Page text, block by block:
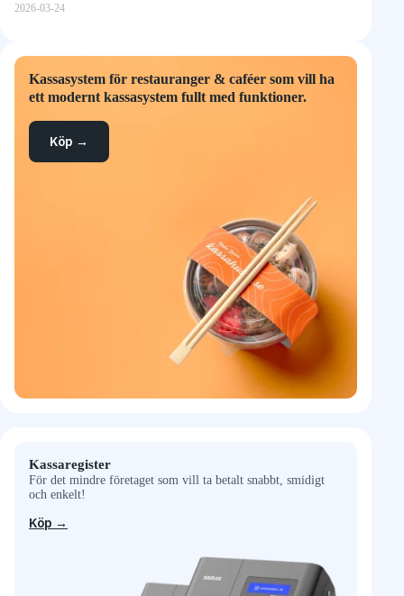
2026-03-24
Kassasystem för restauranger & caféer som vill ha
ett modernt kassasystem fullt med funktioner.
Köp →
Kassaregister
För det mindre företaget som vill ta betalt snabbt, smidigt
och enkelt!
Köp →